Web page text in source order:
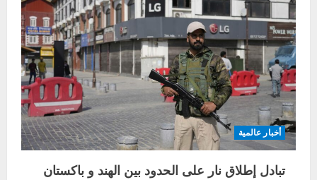
العشرات
من
العناصر
الإرهابية
أخبار عالمية
تبادل إطلاق نار على الحدود بين الهند و باكستان